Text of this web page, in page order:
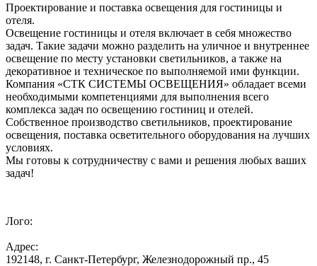
Проектирование и поставка освещения для гостиницы и
отеля.
Освещение гостиницы и отеля включает в себя множество
задач. Такие задачи можно разделить на уличное и внутреннее
освещение по месту установки светильников, а также на
декоративное и техническое по выполняемой ими функции.
Компания «СТК СИСТЕМЫ ОСВЕЩЕНИЯ» обладает всеми
необходимыми компетенциями для выполнения всего
комплекса задач по освещению гостиниц и отелей.
Собственное производство светильников, проектирование
освещения, поставка осветительного оборудования на лучших
условиях.
Мы готовы к сотрудничеству с вами и решения любых ваших
задач!
Лого:
Адрес:
192148, г. Санкт-Петербург, Железнодорожный пр., 45